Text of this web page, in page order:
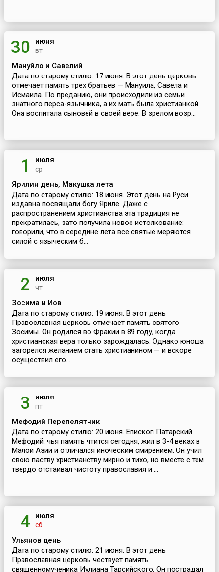
30 июня
вт
Мануйло и Савелий
Дата по старому стилю: 17 июня. В этот день церковь
отмечает память трех братьев — Мануила, Савела и
Исмаила. По преданию, они происходили из семьи
знатного перса-язычника, а их мать была христианкой.
Она воспитала сыновей в своей вере. В зрелом возр...
1 июля
ср
Ярилин день, Макушка лета
Дата по старому стилю: 18 июня. Этот день на Руси
издавна посвящали богу Яриле. Даже с
распространением христианства эта традиция не
прекратилась, зато получила новое истолкование:
говорили, что в середине лета все святые меряются
силой с языческим б...
2 июля
чт
Зосима и Иов
Дата по старому стилю: 19 июня. В этот день
Православная церковь отмечает память святого
Зосимы. Он родился во Фракии в 89 году, когда
христианская вера только зарождалась. Однако юноша
загорелся желанием стать христианином — и вскоре
осуществил его....
3 июля
пт
Мефодий Перепелятник
Дата по старому стилю: 20 июня. Епископ Патарский
Мефодий, чья память чтится сегодня, жил в 3-4 веках в
Малой Азии и отличался иноческим смирением. Он учил
свою паству христианству мирно и тихо, но вместе с тем
твердо отстаивал чистоту православия и ...
4 июля
сб
Ульянов день
Дата по старому стилю: 21 июня. В этот день
Православная церковь чествует память
священномученика Иулиана Тарсийского. Он пострадал